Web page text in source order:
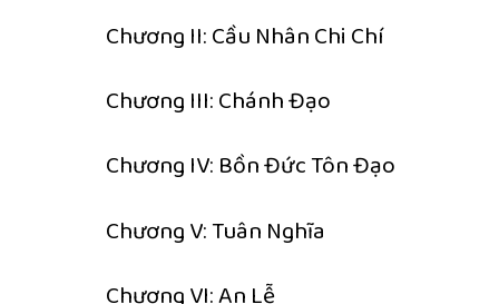
Chương II: Cầu Nhân Chi Chí
Chương III: Chánh Đạo
Chương IV: Bồn Đức Tôn Đạo
Chương V: Tuân Nghĩa
Chương VI: An Lễ